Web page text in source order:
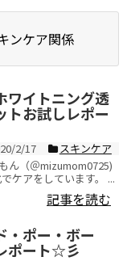
ンケア関係
ワイトニング透
トお試しレポー
2/17
スキンケア
ん（＠mizumom0725)
ケアをしています。 ...
記事を読む
ポー・ボー
ポート☆彡